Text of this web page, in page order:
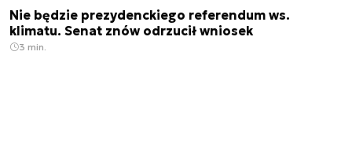
Nie będzie prezydenckiego referendum ws.
klimatu. Senat znów odrzucił wniosek
3 min.